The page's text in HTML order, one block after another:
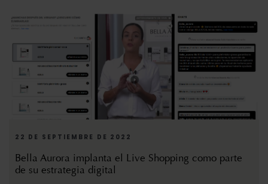
22 DE SEPTIEMBRE DE 2022
Bella Aurora implanta el Live Shopping como parte
de su estrategia digital